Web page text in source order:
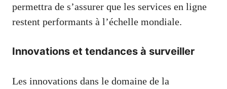
permettra de s’assurer que les services en ligne
restent performants à l’échelle mondiale.
Innovations et tendances à surveiller
Les innovations dans le domaine de la